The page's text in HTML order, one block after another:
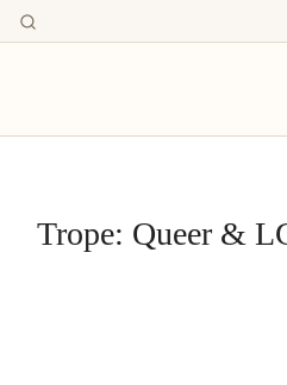
Trope: Queer &